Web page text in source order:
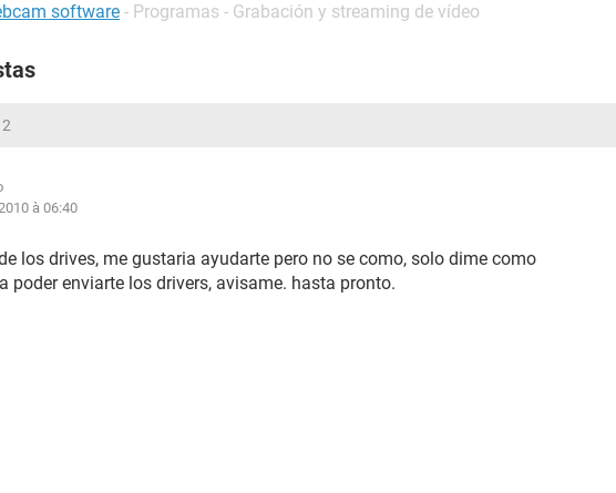
software - Programas - Grabación y streaming de vídeo
à 06:40
los drives, me gustaria ayudarte pero no se como, solo dime como
poder enviarte los drivers, avisame. hasta pronto.